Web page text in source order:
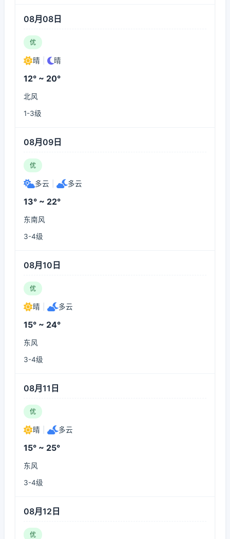
08月08日
优
晴 晴
12° ~ 20°
北风
1-3级
08月09日
优
多云 多云
13° ~ 22°
东南风
3-4级
08月10日
优
晴 多云
15° ~ 24°
东风
3-4级
08月11日
优
晴 多云
15° ~ 25°
东风
3-4级
08月12日
优